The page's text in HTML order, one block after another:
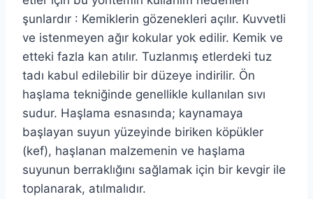
şunlardır : Kemiklerin gözenekleri açılır. Kuvvetli
ve istenmeyen ağır kokular yok edilir. Kemik ve
etteki fazla kan atılır. Tuzlanmış etlerdeki tuz
tadı kabul edilebilir bir düzeye indirilir. Ön
haşlama tekniğinde genellikle kullanılan sıvı
sudur. Haşlama esnasında; kaynamaya
başlayan suyun yüzeyinde biriken köpükler
(kef), haşlanan malzemenin ve haşlama
suyunun berraklığını sağlamak için bir kevgir ile
toplanarak, atılmalıdır.